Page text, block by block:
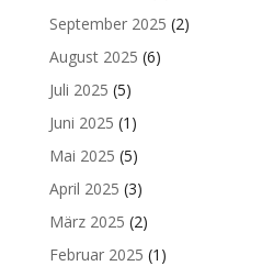
September 2025 (2)
August 2025 (6)
Juli 2025 (5)
Juni 2025 (1)
Mai 2025 (5)
April 2025 (3)
März 2025 (2)
Februar 2025 (1)